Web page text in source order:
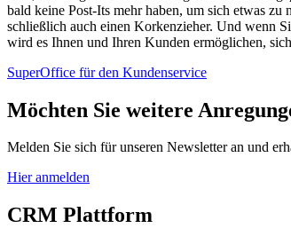
bald keine Post-Its mehr haben, um sich etwas
schließlich auch einen Korkenzieher. Und wenn
wird es Ihnen und Ihren Kunden ermöglichen,
SuperOffice für den Kundenservice
Möchten Sie weitere
Melden Sie sich für unseren Newsletter an und
Hier anmelden
CRM Plattform